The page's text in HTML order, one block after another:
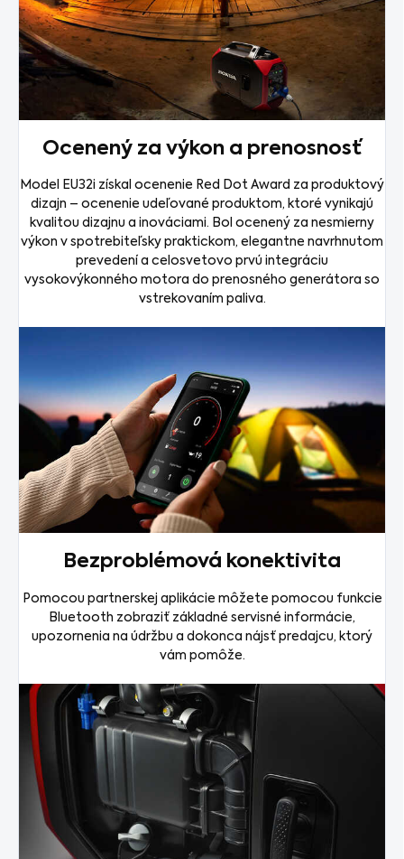
Ocenený za výkon a prenosnosť
Model EU32i získal ocenenie Red Dot Award za produktový
dizajn – ocenenie udeľované produktom, ktoré vynikajú
kvalitou dizajnu a inováciami. Bol ocenený za nesmierny
výkon v spotrebiteľsky praktickom, elegantne navrhnutom
prevedení a celosvetovo prvú integráciu
vysokovýkonného motora do prenosného generátora so
vstrekovaním paliva.
Bezproblémová konektivita
Pomocou partnerskej aplikácie môžete pomocou funkcie
Bluetooth zobraziť základné servisné informácie,
upozornenia na údržbu a dokonca nájsť predajcu, ktorý
vám pomôže.